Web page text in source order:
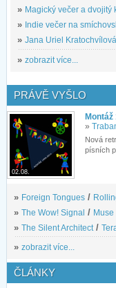
» Magický večer a dvojitý
» Indie večer na
» Jana Uriel
» zobrazit více...
PRÁVĚ VYŠLO
02.08.
Montáž
»
Nová
písních
» Foreign Tongues /
» The Wow! Signal / Muse
» The Silent Architect /
» zobrazit více...
ČLÁNKY